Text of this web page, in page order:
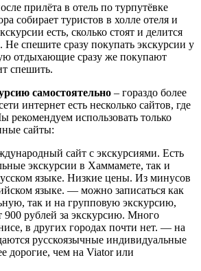
прилёта в отель по турпутёвке
собирает туристов в холле отеля и
есть, сколько стоят и делится
спешите сразу покупать экскурсии у
отдыхающие сразу же покупают
спешить.
самостоятельно – гораздо более
интернет есть несколько сайтов, где
рекомендуем использовать только
сайты:
сайт с экскурсиями. Есть
экскурсии в Хаммамете, так и
языке. Низкие цены. Из минусов
языке. — можно записаться как
так и на групповую экскурсию,
рублей за экскурсию. Много
в других городах почти нет. — на
русскоязычные индивидуальные
дорогие, чем на Viator или